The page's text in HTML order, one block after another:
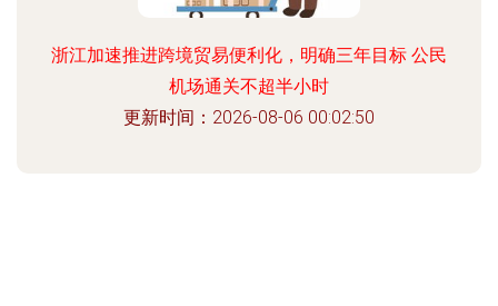
浙江加速推进跨境贸易便利化，明确三年目标 公民
机场通关不超半小时
更新时间：2026-08-06 00:02:50